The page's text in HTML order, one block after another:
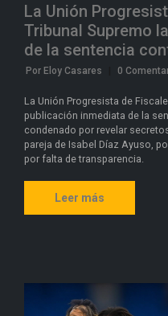
La Unión
Tribunal Supremo
de la sentencia
Por Eloy Casares 0
La Unión Progresista de
publicación inmediata de la
condenado por revelar
pareja de Isabel Díaz Ayuso,
por falta de transparencia.
Leer más